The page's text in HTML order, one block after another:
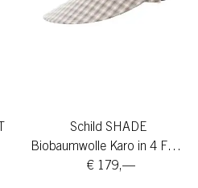
Schild SHADE
Biobaumwolle Karo in 4 Farben
€ 179,—